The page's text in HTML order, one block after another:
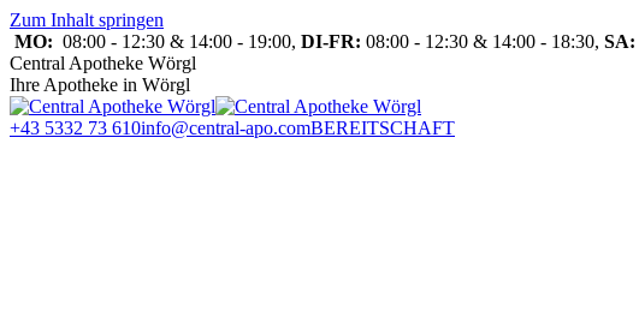
Zum Inhalt springen
MO: 08:00 - 12:30 & 14:00 - 19:00, DI-FR: 08:00 - 12:30 & 14:00 - 18:30, SA:
Central Apotheke Wörgl
Ihre Apotheke in Wörgl
+43 5332 73 610info@central-apo.comBEREITSCHAFT